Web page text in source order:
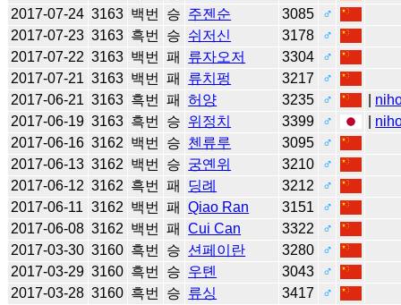
2017-07-24 3163 백번 승 주젠순 3085
♂
2017-07-23 3163 흑번 승 쉬저신 3178
♂
2017-07-22 3163 백번 패 류자오저 3304
♂
2017-07-21 3163 백번 패 류치펑 3217
♂
2017-06-21 3163 흑번 패 허양 3235 ♂
2017-06-19 3163 흑번 승 위정치 3399 ♂
2017-06-16 3162 백번 승 첸류루 3095
♂
2017-06-13 3162 백번 승 궁옌위 3210
♂
2017-06-12 3162 흑번 패 딩례 3212
♂
2017-06-11 3162 백번 패 Qiao Ran 3151
♂
2017-06-08 3162 백번 패 Cui Can 3322
♂
2017-03-30 3160 흑번 승 션페이란 3280
♂
2017-03-29 3160 흑번 승 우톈 3043
♂
2017-03-28 3160 흑번 승 류싱 3417
♂